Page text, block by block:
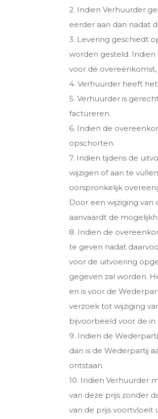
2. Indien Verhuurder
eerder aan dan nadat
3. Levering geschiedt
worden gesteld.
voor de
4. Verhuurder heeft
5. Verhuurder is
factureren.
6. Indien de
opschorten.
7. Indien tijdens de
wijzigen of aan te
oorspronkelijk
Door een wijziging
aanvaardt de
8. Indien de
te geven nadat
voor de uitvoering
gegeven zal worden.
en is voor de
verzoek tot wijziging
bijvoorbeeld voor de
9. Indien de
dan is de Wederpartij
ontstaan.
10. Indien Verhuurder
van deze prijs zonder
van de prijs voortvloeit